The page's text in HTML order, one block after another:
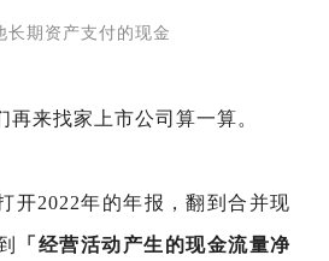
长期资产支付的现金
再来找家上市公司算一算。
开2022年的年报，翻到合并现
「经营活动产生的现金流量净